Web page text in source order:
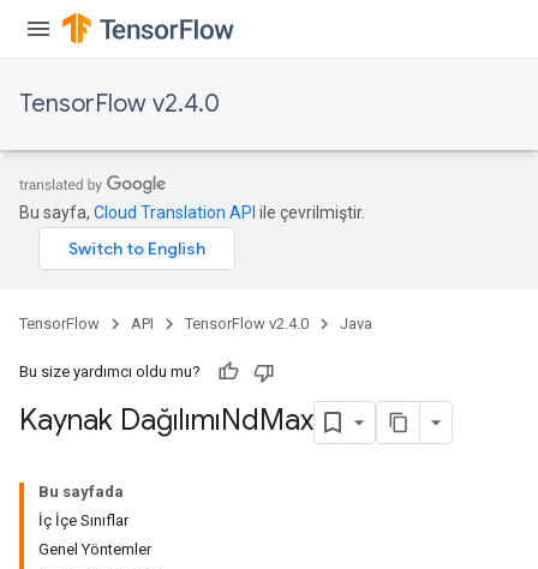
TensorFlow v2.4.0
Bu sayfa, Cloud Translation API ile çevrilmiştir.
TensorFlow API TensorFlow v2.4.0 Java
Bu size yardımcı oldu mu?
Kaynak DağılımıNdMax
Bu sayfada
İç İçe Sınıflar
Genel Yöntemler